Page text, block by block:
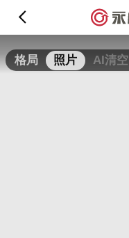
格局 照片 AI清空